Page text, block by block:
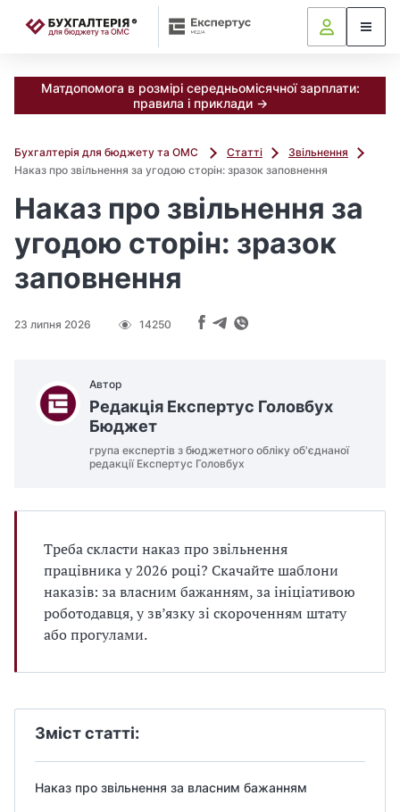
Матдопомога в розмірі середньомісячної зарплати:
правила і приклади →
Бухгалтерія для бюджету та ОМС Статті
Звільнення
Наказ про звільнення за угодою сторін: зразок заповнення
Наказ про звільнення за
угодою сторін: зразок
заповнення
23 липня 2026 14250
Автор
Редакція Експертус Головбух
Бюджет
група експертів з бюджетного обліку об'єднаної
редакції Експертус Головбух
Треба скласти наказ про звільнення
працівника у 2026 році? Скачайте шаблони
наказів: за власним бажанням, за ініціативою
роботодавця, у зв’язку зі скороченням штату
або прогулами.
Зміст статті:
Наказ про звільнення за власним бажанням